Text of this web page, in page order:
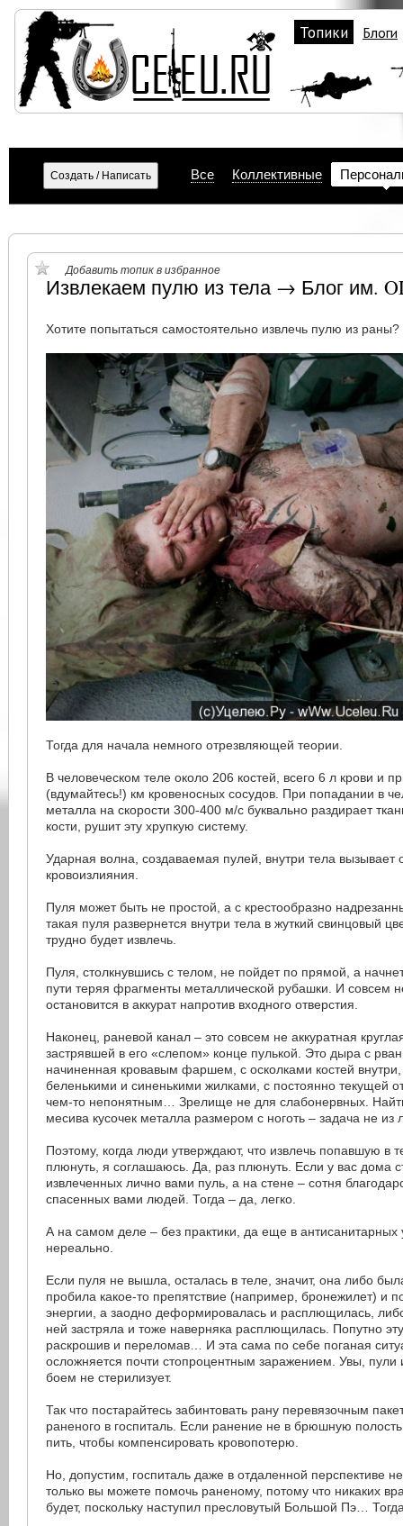
Топики Блоги
Все Коллективные
Добавить топик в избранное
Извлекаем пулю из тела → Блог им.
Хотите попытаться самостоятельно извлечь пулю из раны?
Тогда для начала немного отрезвляющей теории.
В человеческом теле около 206 костей, всего 6 л крови и
(вдумайтесь!) км кровеносных сосудов. При попадании в
металла на скорости 300-400 м/с буквально раздирает
кости, рушит эту хрупкую систему.
Ударная волна, создаваемая пулей, внутри тела
кровоизлияния.
Пуля может быть не простой, а с крестообразно
такая пуля развернется внутри тела в жуткий свинцовый
трудно будет извлечь.
Пуля, столкнувшись с телом, не пойдет по прямой, а
пути теряя фрагменты металлической рубашки. И совсем
остановится в аккурат напротив входного отверстия.
Наконец, раневой канал – это совсем не аккуратная
застрявшей в его «слепом» конце пулькой. Это дыра с
начиненная кровавым фаршем, с осколками костей внутри,
беленькими и синенькими жилками, с постоянно текущей
чем-то непонятным… Зрелище не для слабонервных.
месива кусочек металла размером с ноготь – задача не из
Поэтому, когда люди утверждают, что извлечь попавшую в
плюнуть, я соглашаюсь. Да, раз плюнуть. Если у вас дома
извлеченных лично вами пуль, а на стене – сотня
спасенных вами людей. Тогда – да, легко.
А на самом деле – без практики, да еще в антисанитарных
нереально.
Если пуля не вышла, осталась в теле, значит, она либо
пробила какое-то препятствие (например, бронежилет) и
энергии, а заодно деформировалась и расплющилась,
ней застряла и тоже наверняка расплющилась. Попутно
раскрошив и переломав… И эта сама по себе поганая
осложняется почти стопроцентным заражением. Увы, пули
боем не стерилизует.
Так что постарайтесь забинтовать рану перевязочным
раненого в госпиталь. Если ранение не в брюшную
пить, чтобы компенсировать кровопотерю.
Но, допустим, госпиталь даже в отдаленной перспективе
только вы можете помочь раненому, потому что никаких
будет, поскольку наступил пресловутый Большой Пэ…